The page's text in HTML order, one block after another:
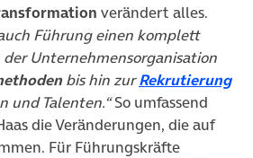
verändert alles.
Führung einen komplett
Unternehmensorganisation
bis hin zurRekrutierung
und Talenten.“So umfassend
die Veränderungen, die auf
Für Führungskräfte